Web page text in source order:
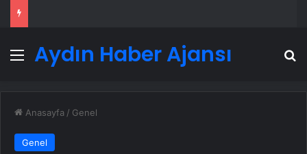
Menü
Aydın Haber Ajansı
Anasayfa / Genel
Genel